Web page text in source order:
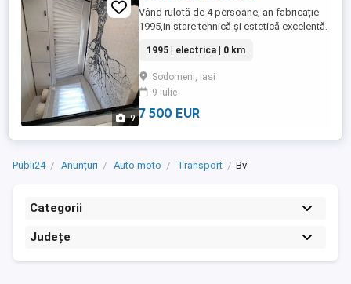
9
Vând rulotă de 4 persoane, an fabricație
1995,in stare tehnică și estetică excelentă.
bine. Dotări și Confort: Capacitate: 4 locuri
de dormit (spațioasă și bine
compartimentată). Utilități: Funcționare pe
gaz și curent (12V 220V). Frigider pe
curent si gaz. ...
1995 | electrica | 0 km
Sodomeni, Iasi
9 iulie
7 500 EUR
Publi24 Anunțuri Auto moto Transport Bv
Categorii
Județe